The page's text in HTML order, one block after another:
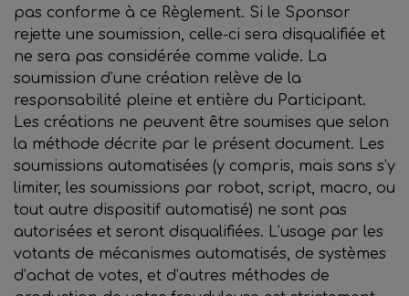
pas conforme à ce Règlement. Si le Sponsor
rejette une soumission, celle-ci sera disqualifiée et
ne sera pas considérée comme valide. La
soumission d’une création relève de la
responsabilité pleine et entière du Participant.
Les créations ne peuvent être soumises que selon
la méthode décrite par le présent document. Les
soumissions automatisées (y compris, mais sans s’y
limiter, les soumissions par robot, script, macro, ou
tout autre dispositif automatisé) ne sont pas
autorisées et seront disqualifiées. L’usage par les
votants de mécanismes automatisés, de systèmes
d’achat de votes, et d’autres méthodes de